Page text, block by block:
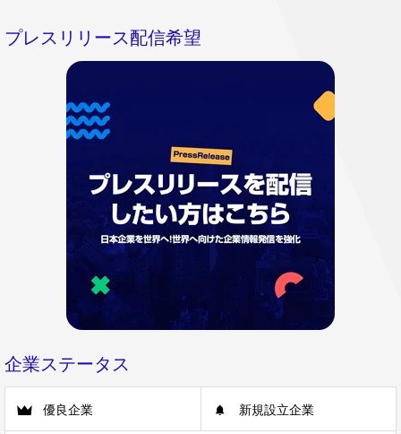
プレスリリース配信希望
企業ステータス
優良企業 新規設立企業